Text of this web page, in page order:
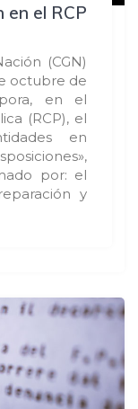
en el RCP
(CGN)
octubre de
en el
(RCP), el
en
por: el
y